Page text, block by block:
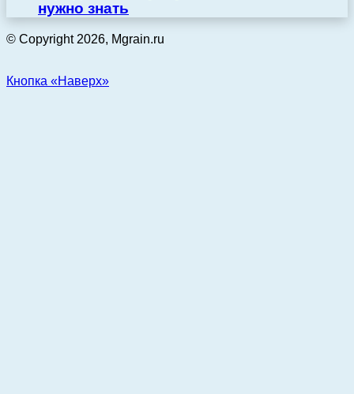
нужно знать
© Copyright 2026, Mgrain.ru
Кнопка «Наверх»